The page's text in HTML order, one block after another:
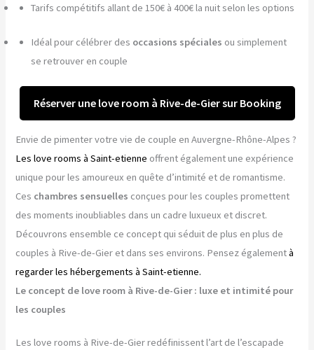
Tarifs compétitifs allant de 150€ à 400€ la nuit selon les options
Idéal pour célébrer des occasions spéciales ou simplement
se retrouver en couple
Réserver une love room à Rive-de-Gier sur Booking
Envie de pimenter votre vie de couple en Auvergne-Rhône-Alpes ?
Les love rooms à Saint-etienne offrent également une expérience
unique pour les amoureux en quête d’intimité et de romantisme.
Ces chambres sensuelles conçues pour les couples promettent
des moments inoubliables dans un cadre luxueux et discret.
Découvrons ensemble ce concept qui séduit de plus en plus de
couples à Rive-de-Gier et dans ses environs. Pensez égalementà
regarder les hébergements à Saint-etienne.
Le concept de love room à Rive-de-Gier : luxe et intimité pour
les couples
Les love rooms à Rive-de-Gier redéfinissent l’art de l’escapade